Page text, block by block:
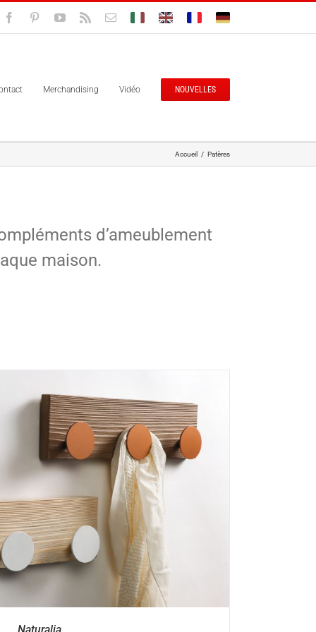
FacebookPinterestYouTube
Rss EmailBolisitalia.itBolisitalia.com
Bolisitalia.frBolisitalia.de
Merchandising Vidéo NOUVELLES
Accueil / Patères
d’ameublement
maison.